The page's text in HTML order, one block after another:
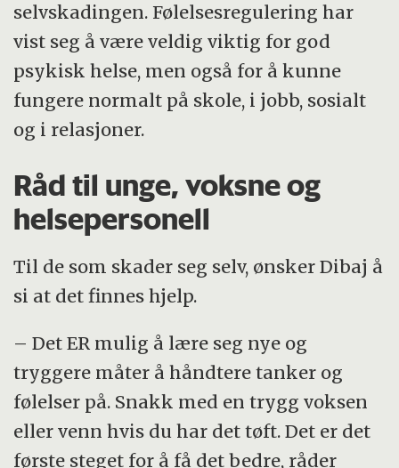
selvskadingen. Følelsesregulering har
vist seg å være veldig viktig for god
psykisk helse, men også for å kunne
fungere normalt på skole, i jobb, sosialt
og i relasjoner.
Råd til unge, voksne og
helsepersonell
Til de som skader seg selv, ønsker Dibaj å
si at det finnes hjelp.
– Det ER mulig å lære seg nye og
tryggere måter å håndtere tanker og
følelser på. Snakk med en trygg voksen
eller venn hvis du har det tøft. Det er det
første steget for å få det bedre, råder